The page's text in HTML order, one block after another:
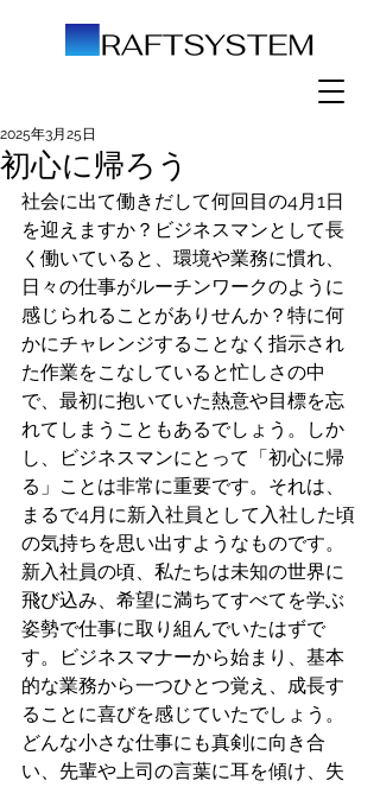
初心に帰ろう
2025年3月25日
社会に出て働きだして何回目の4月1日
を迎えますか？ビジネスマンとして長
く働いていると、環境や業務に慣れ、
日々の仕事がルーチンワークのように
感じられることがありせんか？特に何
かにチャレンジすることなく指示され
た作業をこなしていると忙しさの中
で、最初に抱いていた熱意や目標を忘
れてしまうこともあるでしょう。しか
し、ビジネスマンにとって「初心に帰
る」ことは非常に重要です。それは、
まるで4月に新入社員として入社した頃
の気持ちを思い出すようなものです。
新入社員の頃、私たちは未知の世界に
飛び込み、希望に満ちてすべてを学ぶ
姿勢で仕事に取り組んでいたはずで
す。ビジネスマナーから始まり、基本
的な業務から一つひとつ覚え、成長す
ることに喜びを感じていたでしょう。
どんな小さな仕事にも真剣に向き合
い、先輩や上司の言葉に耳を傾け、失